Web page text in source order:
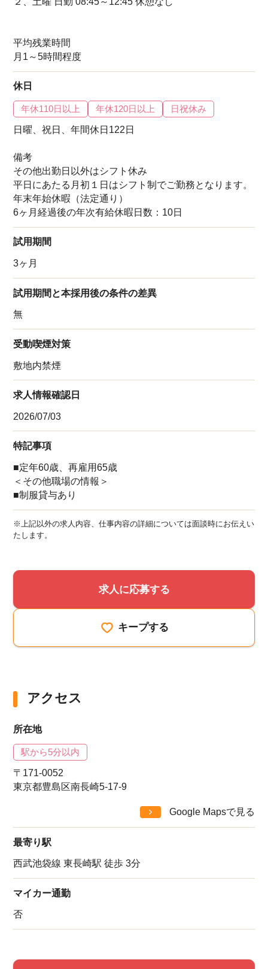
平均残業時間
月1～5時間程度
休日
年休110日以上 年休120日以上 日祝休み
日曜、祝日、年間休日122日
備考
その他出勤日以外はシフト休み
平日にあたる月初１日はシフト制でご勤務となります。
年末年始休暇（法定通り）
6ヶ月経過後の年次有給休暇日数：10日
試用期間
3ヶ月
試用期間と本採用後の条件の差異
無
受動喫煙対策
敷地内禁煙
求人情報確認日
2026/07/03
特記事項
■定年60歳、再雇用65歳
＜その他職場の情報＞
■制服貸与あり
※上記以外の求人内容、仕事内容の詳細については面談時にお伝えい
たします。
求人に応募する
キープする
アクセス
所在地
駅から5分以内
〒171-0052
東京都豊島区南長崎5-17-9
Google Mapsで見る
最寄り駅
西武池袋線 東長崎駅 徒歩 3分
マイカー通勤
否
他の条件を選択